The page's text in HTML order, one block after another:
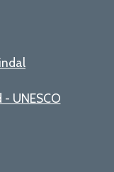
UNESCO